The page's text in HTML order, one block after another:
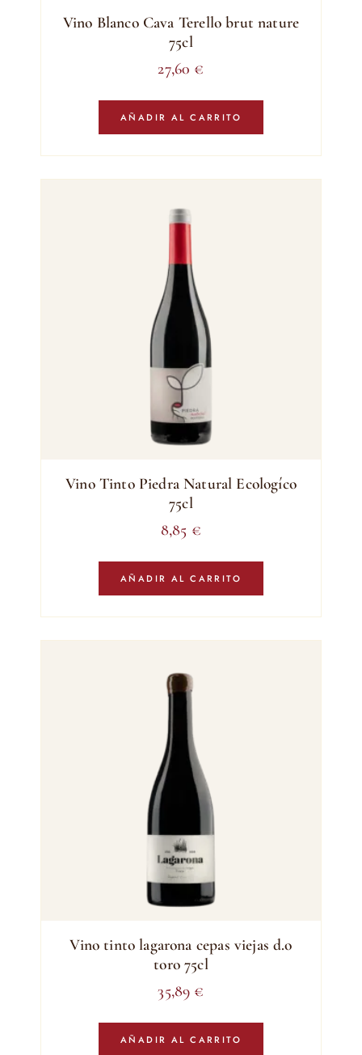
Vino Blanco Cava Terello brut nature
75cl
27,60 €
AÑADIR AL CARRITO
Vino Tinto Piedra Natural Ecologíco
75cl
8,85 €
AÑADIR AL CARRITO
Vino tinto lagarona cepas viejas d.o
toro 75cl
35,89 €
AÑADIR AL CARRITO